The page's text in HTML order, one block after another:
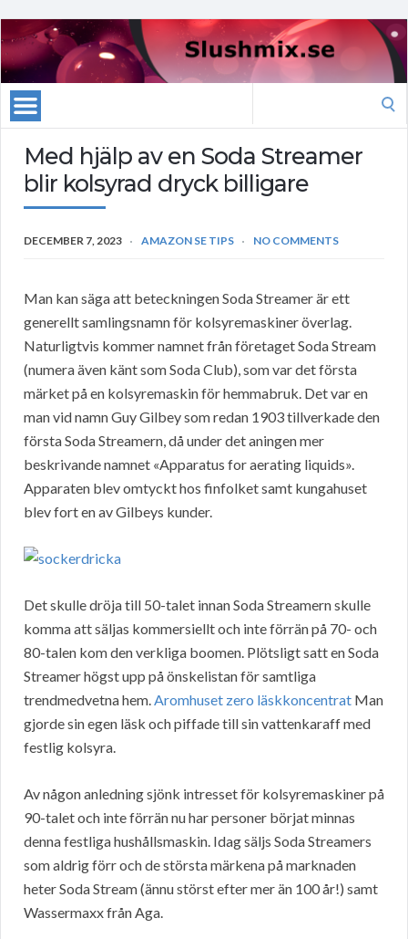
Med hjälp av en Soda Streamer
blir kolsyrad dryck billigare
DECEMBER 7, 2023 AMAZON SE TIPS NO COMMENTS
Man kan säga att beteckningen Soda Streamer är ett
generellt samlingsnamn för kolsyremaskiner överlag.
Naturligtvis kommer namnet från företaget Soda Stream
(numera även känt som Soda Club), som var det första
märket på en kolsyremaskin för hemmabruk. Det var en
man vid namn Guy Gilbey som redan 1903 tillverkade den
första Soda Streamern, då under det aningen mer
beskrivande namnet «Apparatus for aerating liquids».
Apparaten blev omtyckt hos finfolket samt kungahuset
blev fort en av Gilbeys kunder.
Det skulle dröja till 50-talet innan Soda Streamern skulle
komma att säljas kommersiellt och inte förrän på 70- och
80-talen kom den verkliga boomen. Plötsligt satt en Soda
Streamer högst upp på önskelistan för samtliga
trendmedvetna hem.Aromhuset zero läskkoncentrat Man
gjorde sin egen läsk och piffade till sin vattenkaraff med
festlig kolsyra.
Av någon anledning sjönk intresset för kolsyremaskiner på
90-talet och inte förrän nu har personer börjat minnas
denna festliga hushållsmaskin. Idag säljs Soda Streamers
som aldrig förr och de största märkena på marknaden
heter Soda Stream (ännu störst efter mer än 100 år!) samt
Wassermaxx från Aga.